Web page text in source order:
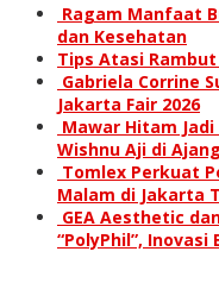
Ragam Manfaat
dan Kesehatan
Tips Atasi
Gabriela Corrine
Jakarta Fair 2026
Mawar Hitam
Wishnu Aji di
Tomlex Perkuat
Malam di Jakarta
GEA Aesthetic
“PolyPhil”, Inovasi